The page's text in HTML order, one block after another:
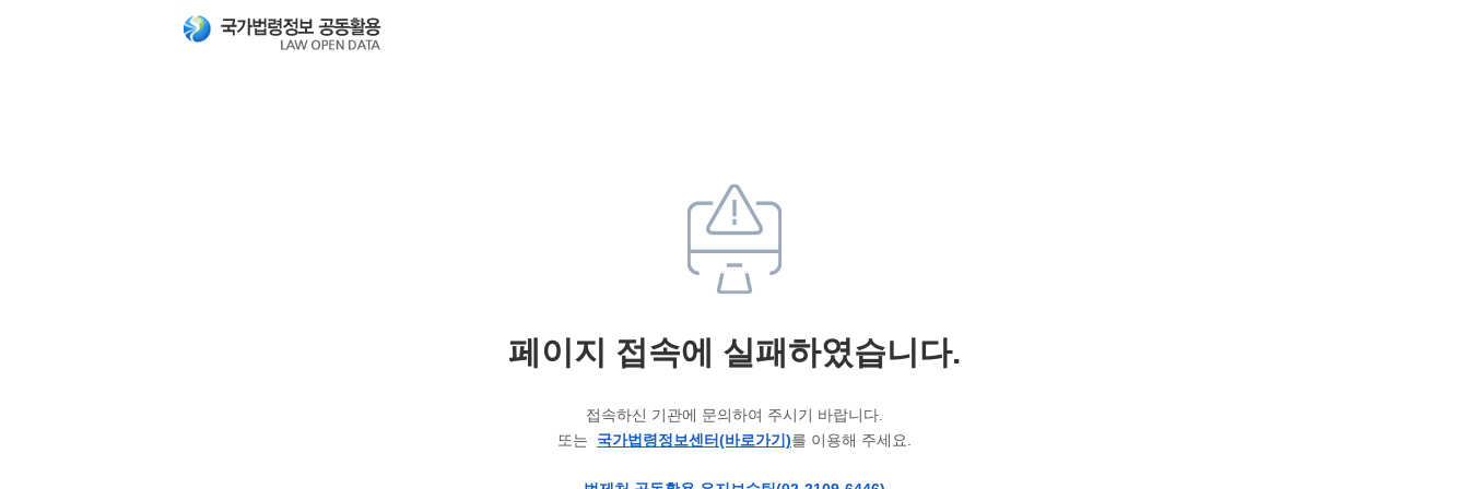
페이지 접속에 실패하였습니다.
접속하신 기관에 문의하여 주시기 바랍니다.
또는 국가법령정보센터(바로가기)를 이용해 주세요.